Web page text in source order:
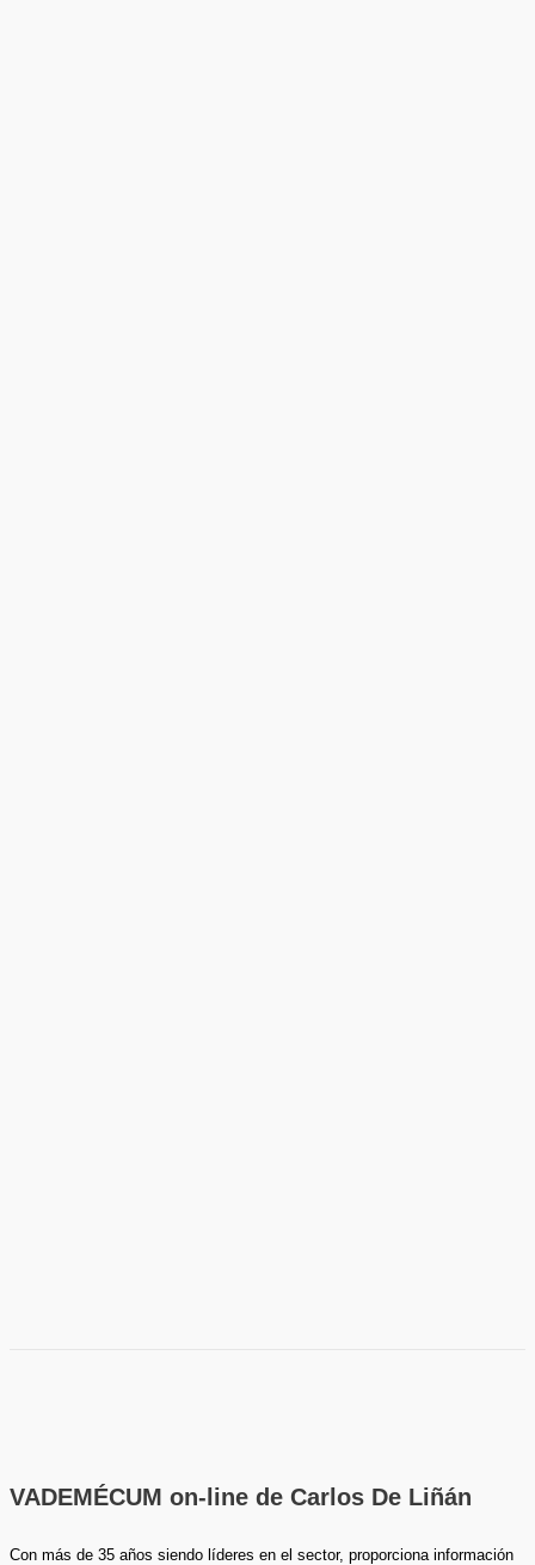
VADEMÉCUM on-line de Carlos De Liñán
Con más de 35 años siendo líderes en el sector, proporciona información